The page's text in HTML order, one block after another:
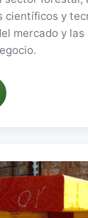
científicos y
mercado y las